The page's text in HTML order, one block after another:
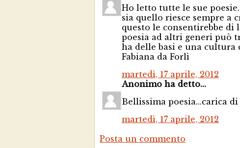
Ho letto tutte le sue
sia quello riesce sempre a
questo le consentirebbe di
poesia ad altri generi può
ha delle basi e una cultura
Fabiana da Forlì
martedì, 17 aprile, 2012
Anonimo ha detto...
Bellissima poesia...carica
martedì, 17 aprile, 2012
Posta un commento